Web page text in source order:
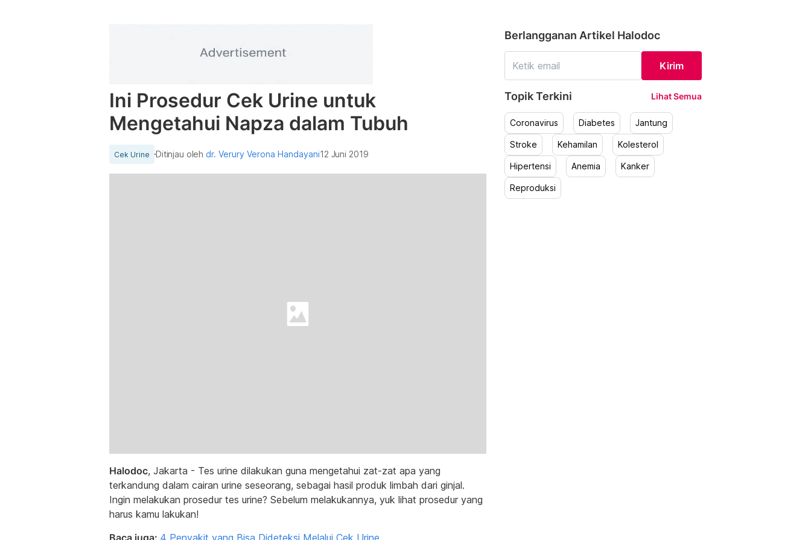
Ini Prosedur Cek Urine untuk
Mengetahui Napza dalam Tubuh
Cek Urine Ditinjau olehdr. Verury Verona Handayani12 Juni 2019
Halodoc, Jakarta - Tes urine dilakukan guna mengetahui zat-zat apa yang
terkandung dalam cairan urine seseorang, sebagai hasil produk limbah dari ginjal.
Ingin melakukan prosedur tes urine? Sebelum melakukannya, yuk lihat prosedur yang
harus kamu lakukan!
Baca juga: 4 Penyakit yang Bisa Dideteksi Melalui Cek Urine
Berlangganan Artikel Halodoc
Kirim
Topik Terkini Lihat Semua
Coronavirus Diabetes Jantung
Stroke Kehamilan Kolesterol
Hipertensi Anemia Kanker
Reproduksi